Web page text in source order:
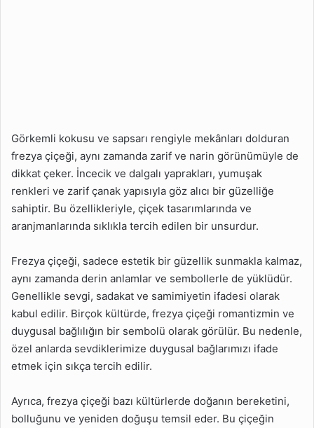
Frezya Çiçeği Nasıl Bir
Büyüme Hızına Sahiptir?
Frezya Çiçeğinin
Faydaları Nelerdir?
Frezya Çiçeği Hangi Tür
Nem Seviyelerinden
Frezya Çiçeği Hangi Tür
Bahçe Zeminlerinde Daha
İyi Büyür?
Frezya Çiçeği Hangi Tür
Nem Seviyelerinden
Etkilenir?
Dikilir?
Görkemli kokusu ve sapsarı rengiyle mekânları dolduran
frezya çiçeği, aynı zamanda zarif ve narin görünümüyle de
dikkat çeker. İncecik ve dalgalı yaprakları, yumuşak
renkleri ve zarif çanak yapısıyla göz alıcı bir güzelliğe
sahiptir. Bu özellikleriyle, çiçek tasarımlarında ve
aranjmanlarında sıklıkla tercih edilen bir unsurdur.
Frezya çiçeği, sadece estetik bir güzellik sunmakla kalmaz,
aynı zamanda derin anlamlar ve sembollerle de yüklüdür.
Genellikle sevgi, sadakat ve samimiyetin ifadesi olarak
kabul edilir. Birçok kültürde, frezya çiçeği romantizmin ve
duygusal bağlılığın bir sembolü olarak görülür. Bu nedenle,
özel anlarda sevdiklerimize duygusal bağlarımızı ifade
etmek için sıkça tercih edilir.
Ayrıca, frezya çiçeği bazı kültürlerde doğanın bereketini,
bolluğunu ve yeniden doğuşu temsil eder. Bu çiçeğin